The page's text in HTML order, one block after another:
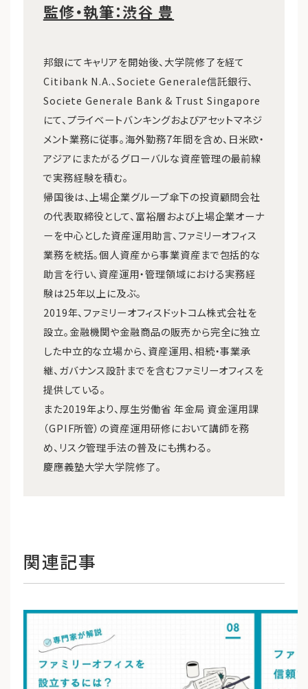
監修・執筆：渋谷 豊
邦銀にてキャリアを開始後、大学院修了を経て
Citibank N.A.、Societe Generale信託銀行、
Societe Generale Bank & Trust Singapore
にて、プライベートバンキングおよびアセットマネジ
メント業務に従事。海外勤務7年間を含め、日米欧・
アジアにまたがるグローバルな資産管理の最前線
で実務経験を積む。
帰国後は、上場企業グループ傘下の投資顧問会社
の代表取締役として、富裕層および上場企業オーナ
ーを中心とした資産運用助言、ファミリーオフィス
業務を統括。個人資産から事業資産まで包括的な
助言を行い、資産運用・管理領域における実務経
験は25年以上に及ぶ。
2019年、ファミリーオフィスドットコム株式会社を
設立。金融機関や金融商品の販売から完全に独立
した中立的な立場から、資産運用、相続・事業承
継、ガバナンス設計までを含むファミリーオフィスを
提供している。
また2019年より、厚生労働省 年金局 資金運用課
（GPIF所管）の資産運用研修において講師を務
め、リスク管理手法の普及にも携わる。
慶應義塾大学大学院修了。
関連記事